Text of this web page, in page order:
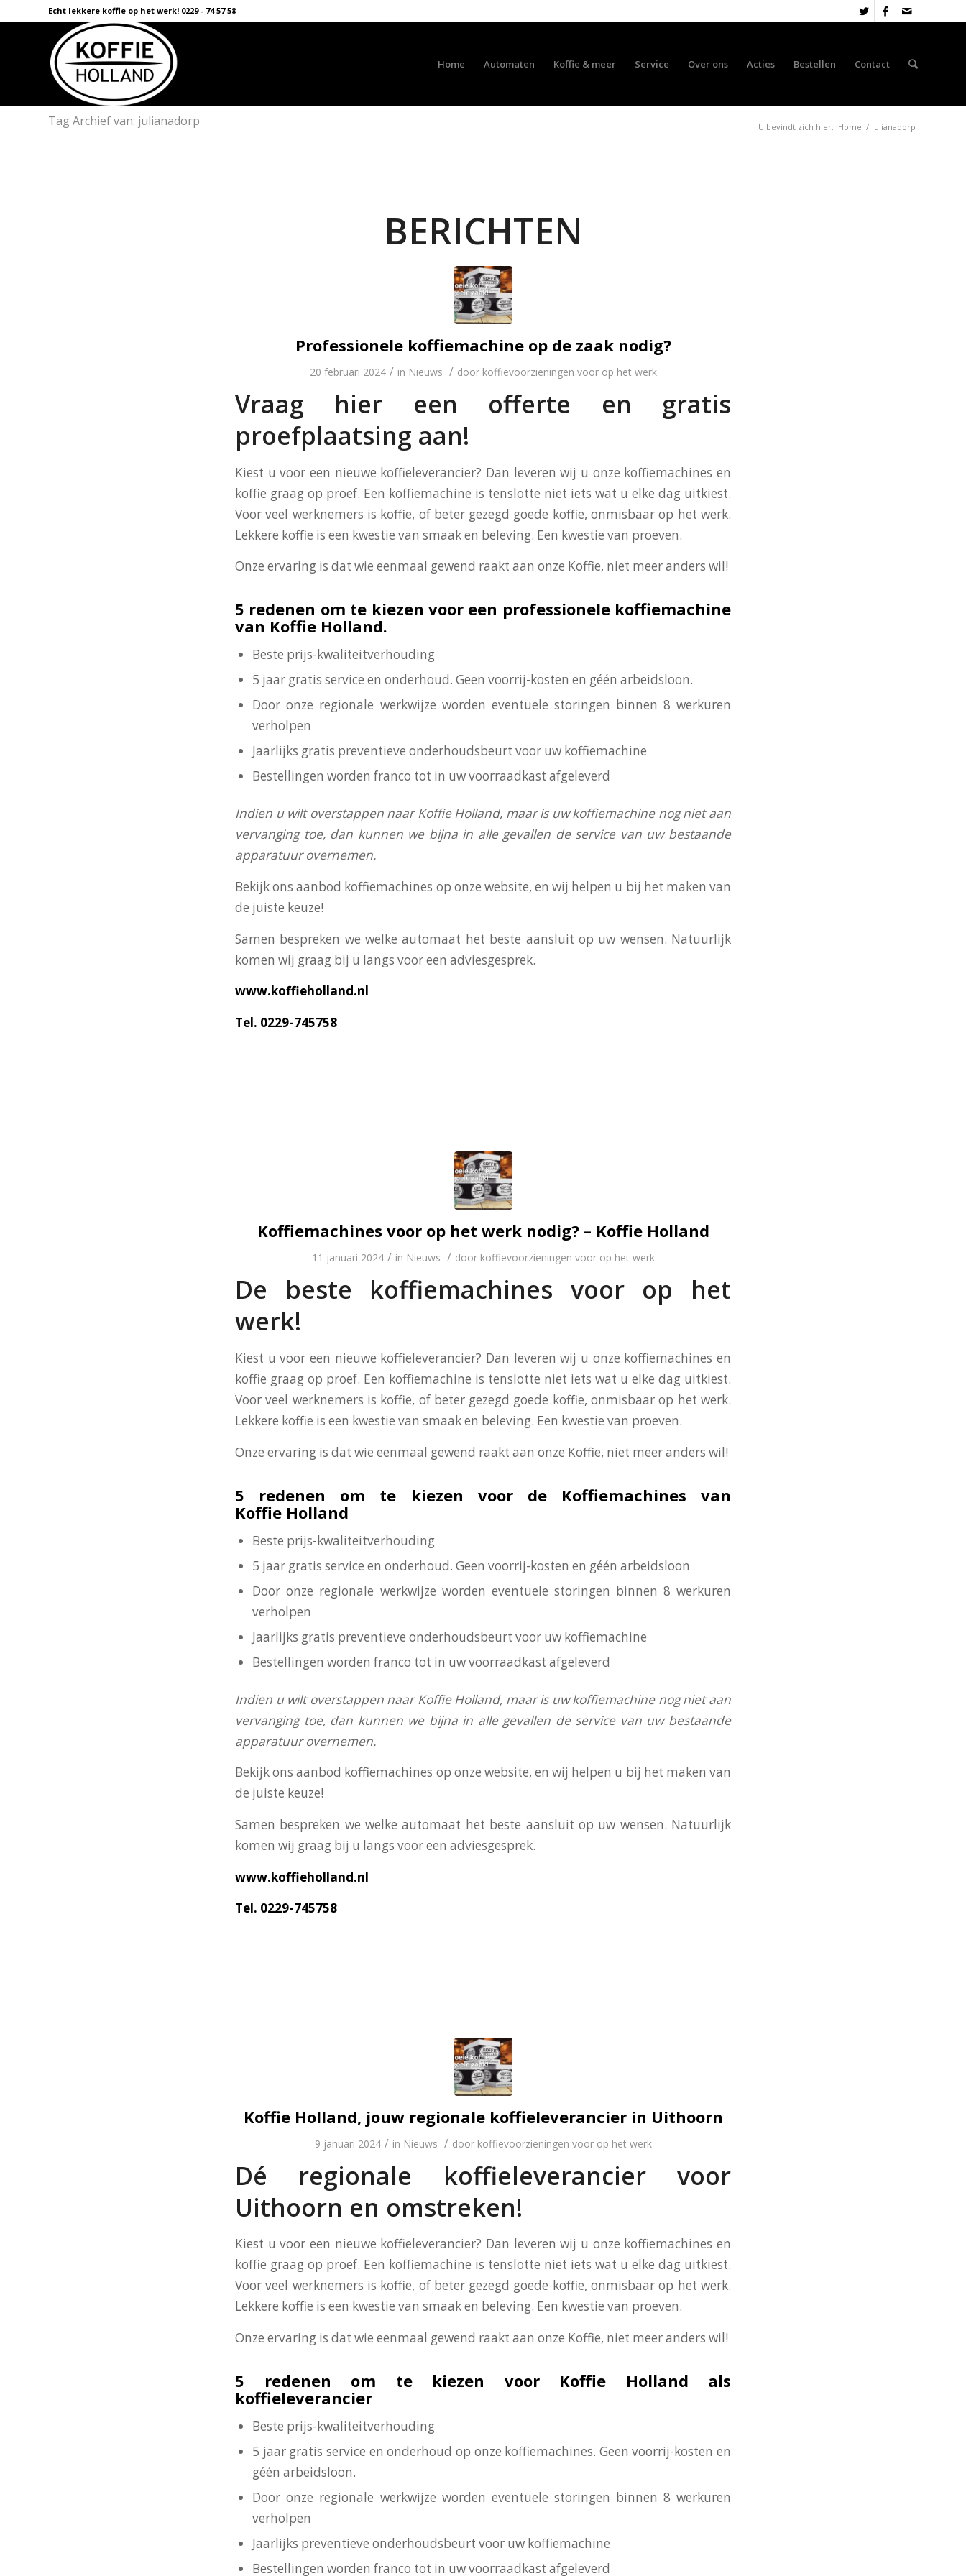
Echt lekkere koffie op het werk! 0229 - 74 57 58
Home Automaten Koffie & meer Service Over ons Acties Bestellen Contact
Tag Archief van: julianadorp U bevindt zich hier: Home / julianadorp
BERICHTEN
Professionele koffiemachine op de zaak nodig?
20 februari 2024 / in Nieuws / door koffievoorzieningen voor op het werk
Vraag hier een offerte en gratis
proefplaatsing aan!
Kiest u voor een nieuwe koffieleverancier? Dan leveren wij u onze koffiemachines en
koffie graag op proef. Een koffiemachine is tenslotte niet iets wat u elke dag uitkiest.
Voor veel werknemers is koffie, of beter gezegd goede koffie, onmisbaar op het werk.
Lekkere koffie is een kwestie van smaak en beleving. Een kwestie van proeven.
Onze ervaring is dat wie eenmaal gewend raakt aan onze Koffie, niet meer anders wil!
5 redenen om te kiezen voor een professionele koffiemachine
van Koffie Holland.
Beste prijs-kwaliteitverhouding
5 jaar gratis service en onderhoud. Geen voorrij-kosten en géén arbeidsloon.
Door onze regionale werkwijze worden eventuele storingen binnen 8 werkuren
verholpen
Jaarlijks gratis preventieve onderhoudsbeurt voor uw koffiemachine
Bestellingen worden franco tot in uw voorraadkast afgeleverd
Indien u wilt overstappen naar Koffie Holland, maar is uw koffiemachine nog niet aan
vervanging toe, dan kunnen we bijna in alle gevallen de service van uw bestaande
apparatuur overnemen.
Bekijk ons aanbod koffiemachines op onze website, en wij helpen u bij het maken van
de juiste keuze!
Samen bespreken we welke automaat het beste aansluit op uw wensen. Natuurlijk
komen wij graag bij u langs voor een adviesgesprek.
www.koffieholland.nl
Tel. 0229-745758
Koffiemachines voor op het werk nodig? – Koffie Holland
11 januari 2024 / in Nieuws / door koffievoorzieningen voor op het werk
De beste koffiemachines voor op het
werk!
Kiest u voor een nieuwe koffieleverancier? Dan leveren wij u onze koffiemachines en
koffie graag op proef. Een koffiemachine is tenslotte niet iets wat u elke dag uitkiest.
Voor veel werknemers is koffie, of beter gezegd goede koffie, onmisbaar op het werk.
Lekkere koffie is een kwestie van smaak en beleving. Een kwestie van proeven.
Onze ervaring is dat wie eenmaal gewend raakt aan onze Koffie, niet meer anders wil!
5 redenen om te kiezen voor de Koffiemachines van
Koffie Holland
Beste prijs-kwaliteitverhouding
5 jaar gratis service en onderhoud. Geen voorrij-kosten en géén arbeidsloon
Door onze regionale werkwijze worden eventuele storingen binnen 8 werkuren
verholpen
Jaarlijks gratis preventieve onderhoudsbeurt voor uw koffiemachine
Bestellingen worden franco tot in uw voorraadkast afgeleverd
Indien u wilt overstappen naar Koffie Holland, maar is uw koffiemachine nog niet aan
vervanging toe, dan kunnen we bijna in alle gevallen de service van uw bestaande
apparatuur overnemen.
Bekijk ons aanbod koffiemachines op onze website, en wij helpen u bij het maken van
de juiste keuze!
Samen bespreken we welke automaat het beste aansluit op uw wensen. Natuurlijk
komen wij graag bij u langs voor een adviesgesprek.
www.koffieholland.nl
Tel. 0229-745758
Koffie Holland, jouw regionale koffieleverancier in Uithoorn
9 januari 2024 / in Nieuws / door koffievoorzieningen voor op het werk
Dé regionale koffieleverancier voor
Uithoorn en omstreken!
Kiest u voor een nieuwe koffieleverancier? Dan leveren wij u onze koffiemachines en
koffie graag op proef. Een koffiemachine is tenslotte niet iets wat u elke dag uitkiest.
Voor veel werknemers is koffie, of beter gezegd goede koffie, onmisbaar op het werk.
Lekkere koffie is een kwestie van smaak en beleving. Een kwestie van proeven.
Onze ervaring is dat wie eenmaal gewend raakt aan onze Koffie, niet meer anders wil!
5 redenen om te kiezen voor Koffie Holland als
koffieleverancier
Beste prijs-kwaliteitverhouding
5 jaar gratis service en onderhoud op onze koffiemachines. Geen voorrij-kosten en
géén arbeidsloon.
Door onze regionale werkwijze worden eventuele storingen binnen 8 werkuren
verholpen
Jaarlijks preventieve onderhoudsbeurt voor uw koffiemachine
Bestellingen worden franco tot in uw voorraadkast afgeleverd